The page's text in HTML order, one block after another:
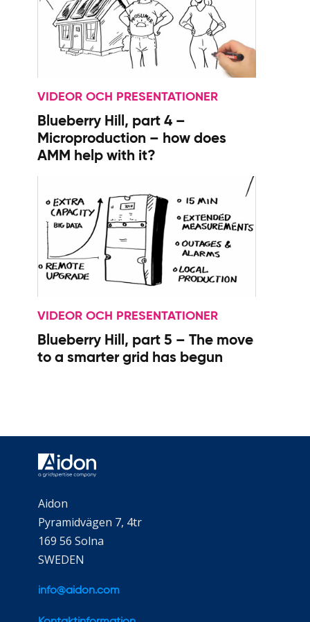
VIDEOR OCH PRESENTATIONER
Blueberry Hill, part 4 –
Microproduction – how does
AMM help with it?
VIDEOR OCH PRESENTATIONER
Blueberry Hill, part 5 – The move
to a smarter grid has begun
Aidon
Pyramidvägen 7, 4tr
169 56 Solna
SWEDEN
info@aidon.com